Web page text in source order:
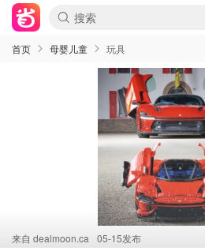
首页 母婴儿童 玩具
来自 dealmoon.ca 05-15发布